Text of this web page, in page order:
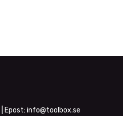
| Epost: info@toolbox.se